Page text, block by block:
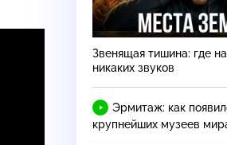
Звенящая тишина: где
никаких звуков
Эрмитаж: как
крупнейших музеев